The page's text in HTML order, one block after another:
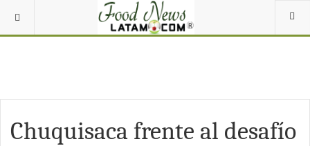
Chuquisaca frente al desafío